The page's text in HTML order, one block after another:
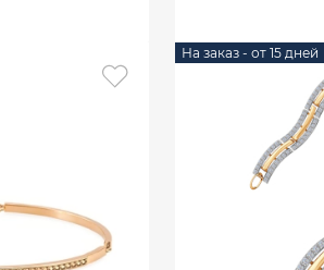
На заказ - от 15 дней